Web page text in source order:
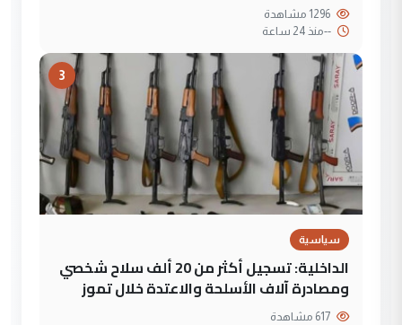
--منذ 24 ساعة
3
سياسية
الداخلية: تسجيل أكثر من 20 ألف سلاح شخصي
ومصادرة آلاف الأسلحة والاعتدة خلال تموز